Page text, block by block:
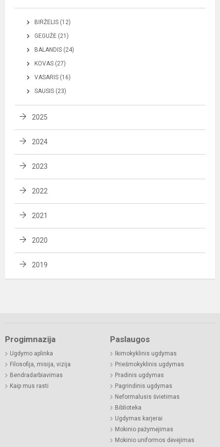
BIRŽELIS (12)
GEGUŽĖ (21)
BALANDIS (24)
KOVAS (27)
VASARIS (16)
SAUSIS (23)
2025
2024
2023
2022
2021
2020
2019
Progimnazija
Ugdymo aplinka
Filosofija, misija, vizija
Bendradarbiavimas
Kaip mus rasti
Paslaugos
Ikimokyklinis ugdymas
Priešmokyklinis ugdymas
Pradinis ugdymas
Pagrindinis ugdymas
Neformalusis švietimas
Biblioteka
Ugdymas karjerai
Mokinio pažymėjimas
Mokinio uniformos dėvėjimas